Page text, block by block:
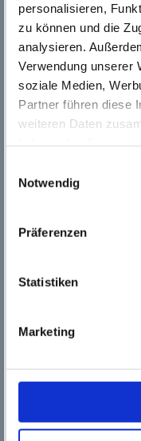
personalisieren,
zu können und die
analysieren.
Verwendung unserer
soziale Medien,
Partner führen diese
weiteren Daten
Datenschutzhinweise
Notwendig
Präferenzen
Statistiken
Marketing
ROLAND REMY
www.remy.team
Redaktion
Kultur123 Stadt
Die Webseite wurde
Der Anbieter dieser
Gewähr für die
Webseiteninhalte
Nutzung der Website
Verlinkungen
("externe Links").
der jeweiligen
die aktuelle und
hat der Anbieter
Überprüfung der
Bekanntwerden von
betroffenen externen
Urheberrecht